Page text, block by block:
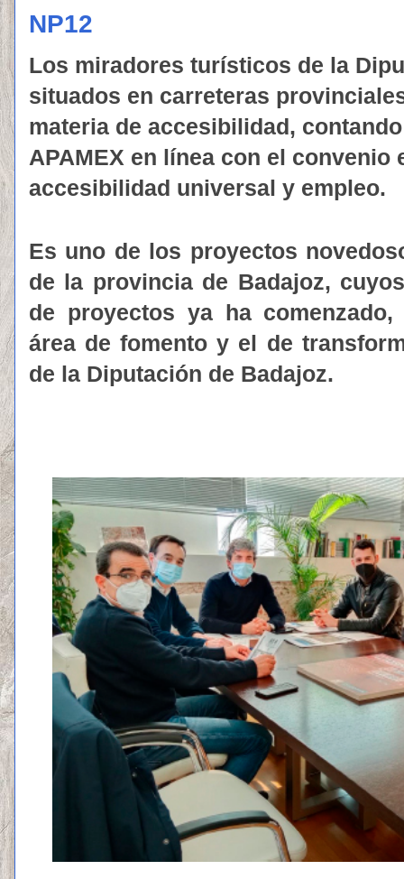
NP12
Los miradores turísticos de la
situados en carreteras
materia de accesibilidad,
APAMEX en línea con el convenio
accesibilidad universal y empleo.
Es uno de los proyectos
de la provincia de Badajoz,
de proyectos ya ha
área de fomento y el de
de la Diputación de Badajoz.